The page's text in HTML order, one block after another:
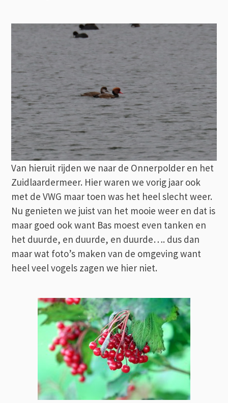
Van hieruit rijden we naar de Onnerpolder en het
Zuidlaardermeer. Hier waren we vorig jaar ook
met de VWG maar toen was het heel slecht weer.
Nu genieten we juist van het mooie weer en dat is
maar goed ook want Bas moest even tanken en
het duurde, en duurde, en duurde…. dus dan
maar wat foto’s maken van de omgeving want
heel veel vogels zagen we hier niet.